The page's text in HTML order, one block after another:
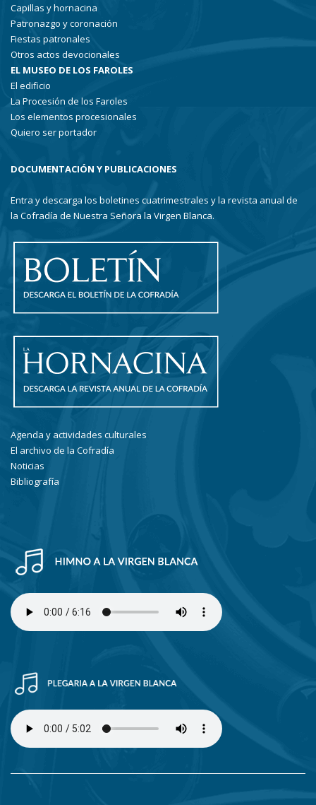
Capillas y hornacina
Patronazgo y coronación
Fiestas patronales
Otros actos devocionales
EL MUSEO DE LOS FAROLES
El edificio
La Procesión de los Faroles
Los elementos procesionales
Quiero ser portador
DOCUMENTACIÓN Y PUBLICACIONES
Entra y descarga los boletines cuatrimestrales y la revista anual de
la Cofradía de Nuestra Señora la Virgen Blanca.
Agenda y actividades culturales
El archivo de la Cofradía
Noticias
Bibliografía